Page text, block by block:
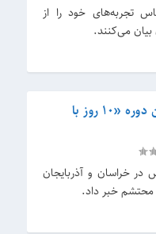
دوره طی ۲۸ برنامه، ۲۸ عکاس تجربه‌های خود را از
می‌کنند.
جدیدترین نمایشگاه‌های ششمین دوره «۱۰ روز با
در خراسان و آذربایجان
محتشم خبر داد.